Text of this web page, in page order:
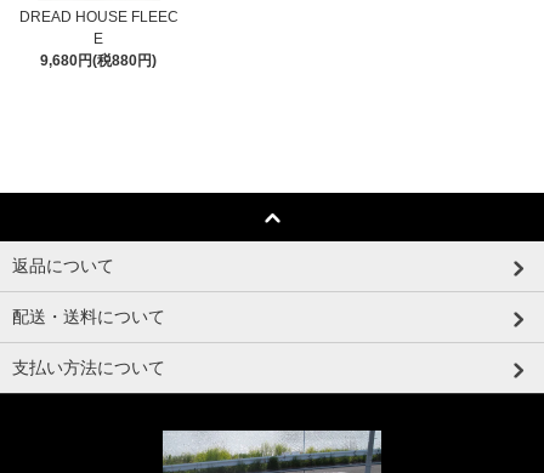
DREAD HOUSE FLEEC
E
9,680円(税880円)
返品について
配送・送料について
支払い方法について